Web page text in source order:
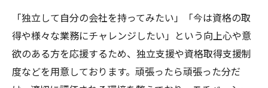
「独立して自分の会社を持ってみたい」「今は資格の取
得や様々な業務にチャレンジしたい」という向上心や意
欲のある方を応援するため、独立支援や資格取得支援制
度などを用意しております。頑張ったら頑張った分だ